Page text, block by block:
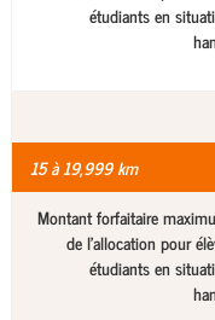
étudiants en
15 à 19,999 km
Montant forfaitaire
de l'allocation pour
étudiants en